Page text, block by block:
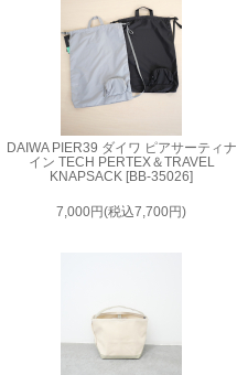
DAIWA PIER39 ダイワ ピアサーティナ
イン TECH PERTEX＆TRAVEL
KNAPSACK [BB-35026]
7,000円(税込7,700円)